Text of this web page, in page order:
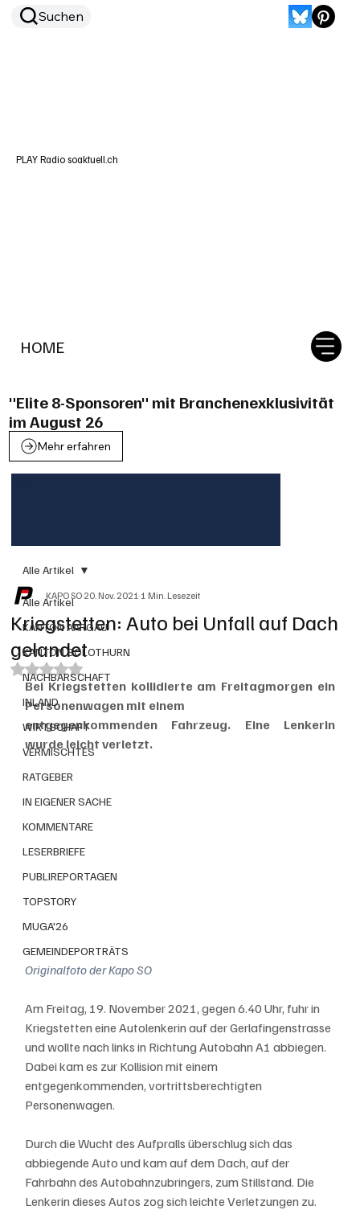
HOME
Suchen
PLAY Radio soaktuell.ch
"Elite 8-Sponsoren" mit Branchenexklusivität
im August 26
Mehr erfahren
Alle Artikel
KANTON AARGAU
KANTON SOLOTHURN
NACHBARSCHAFT
INLAND
WIRTSCHAFT
VERMISCHTES
RATGEBER
IN EIGENER SACHE
KOMMENTARE
LESERBRIEFE
PUBLIREPORTAGEN
TOPSTORY
MUGA'26
GEMEINDEPORTRÄTS
Alle Artikel
Kriegstetten: Auto bei Unfall auf Dach
gelandet
KAPO SO20. Nov. 20211 Min. Lesezeit
Mit NaN von 5 Sternen bewertet.
Bei Kriegstetten kollidierte am Freitagmorgen ein
Personenwagen mit einem
entgegenkommenden Fahrzeug. Eine Lenkerin
wurde leicht verletzt.
Originalfoto der Kapo SO
Am Freitag, 19. November 2021, gegen 6.40 Uhr, fuhr in
Kriegstetten eine Autolenkerin auf der Gerlafingenstrasse
und wollte nach links in Richtung Autobahn A1 abbiegen.
Dabei kam es zur Kollision mit einem
entgegenkommenden, vortrittsberechtigten
Personenwagen.
Durch die Wucht des Aufpralls überschlug sich das
abbiegende Auto und kam auf dem Dach, auf der
Fahrbahn des Autobahnzubringers, zum Stillstand. Die
Lenkerin dieses Autos zog sich leichte Verletzungen zu.